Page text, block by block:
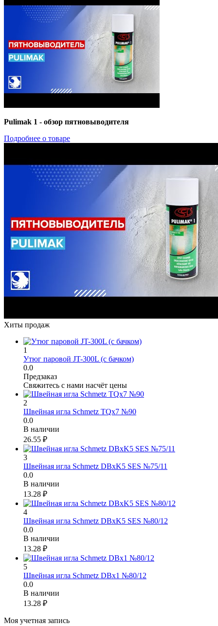
Pulimak 1 - обзор пятновыводителя
Подробнее о товаре
Хиты продаж
1
Утюг паровой JT-300L (с бачком)
0.0
Предзаказ
Свяжитесь с нами насчёт цены
2
Швейная игла Schmetz TQx7 №90
0.0
В наличии
26.55 ₽
3
Швейная игла Schmetz DBxK5 SES №75/11
0.0
В наличии
13.28 ₽
4
Швейная игла Schmetz DBxK5 SES №80/12
0.0
В наличии
13.28 ₽
5
Швейная игла Schmetz DBx1 №80/12
0.0
В наличии
13.28 ₽
Моя учетная запись